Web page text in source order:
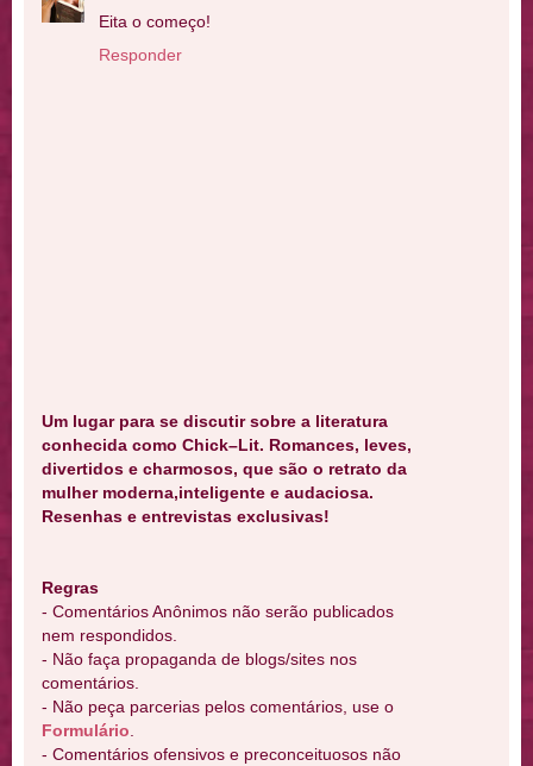
Eita o começo!
Responder
Um lugar para se discutir sobre a literatura
conhecida como Chick–Lit. Romances, leves,
divertidos e charmosos, que são o retrato da
mulher moderna,inteligente e audaciosa.
Resenhas e entrevistas exclusivas!
Regras
- Comentários Anônimos não serão publicados
nem respondidos.
- Não faça propaganda de blogs/sites nos
comentários.
- Não peça parcerias pelos comentários, use o
Formulário
- Comentários ofensivos e preconceituosos não